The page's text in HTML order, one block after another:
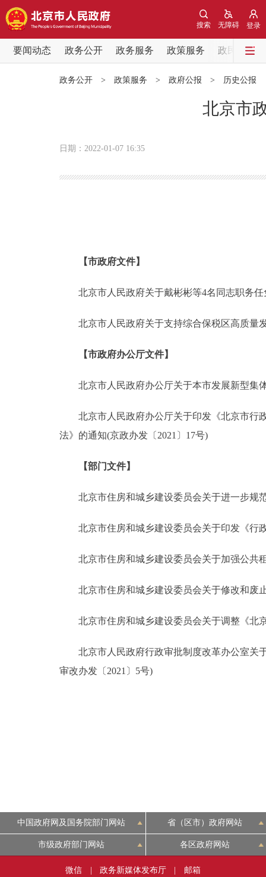
登录
无障碍
搜索
要闻动态 政务公开 政务服务 政策服务
政民互动
政策兑现
决策公开
政务服务
个人服务
中介服务
参与调查
走进北京
北京概况
绿色北京
政务公开 > 政策服务 > 政府公报 > 历史公报
北京市
日期：2022-01-07 16:35
【市政府文件】
北京市人民政府关于戴彬彬等4名同志职务任
北京市人民政府关于支持综合保税区高质量发
【市政府办公厅文件】
北京市人民政府办公厅关于本市发展新型集体
北京市人民政府办公厅关于印发《北京市行政
法》的通知(京政办发〔2021〕17号)
【部门文件】
北京市住房和城乡建设委员会关于进一步规范
北京市住房和城乡建设委员会关于印发《行政
北京市住房和城乡建设委员会关于加强公共租
北京市住房和城乡建设委员会关于修改和废
北京市住房和城乡建设委员会关于调整《北京
北京市人民政府行政审批制度改革办公室关于
审改办发〔2021〕5号)
中国政府网及国务院部门网站 省（区市）政府网站
市级政府部门网站 各区政府网站
微信 政务新媒体发布厅 邮箱